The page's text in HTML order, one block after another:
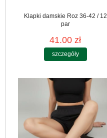
Klapki damskie Roz 36-42 / 12
par
41.00 zł
szczegóły